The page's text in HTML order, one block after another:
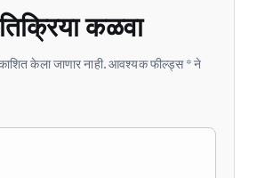
कळवा
केला जाणार नाही. आवश्यक फील्ड्स * ने